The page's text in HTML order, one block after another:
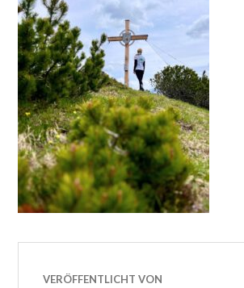
VERÖFFENTLICHT VON